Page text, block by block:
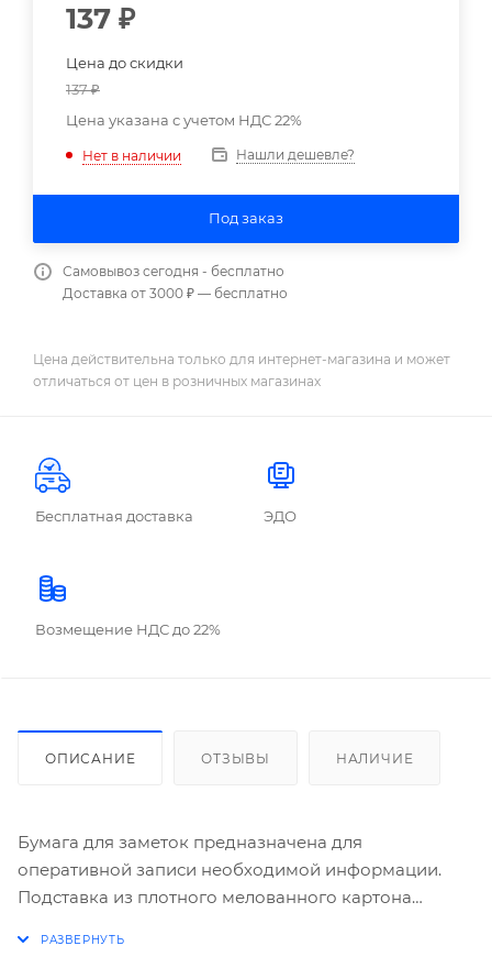
137 ₽
Цена до скидки
137₽
Цена указана с учетом НДС 22%
Нет в наличии Нашли дешевле?
Под заказ
Самовывоз сегодня - бесплатно
Доставка от 3000 ₽ — бесплатно
Цена действительна только для интернет-магазина и может
отличаться от цен в розничных магазинах
Бесплатная доставка ЭДО
Возмещение НДС до 22%
ОПИСАНИЕ ОТЗЫВЫ НАЛИЧИЕ
Бумага для заметок предназначена для
оперативной записи необходимой информации.
Подставка из плотного мелованного картона